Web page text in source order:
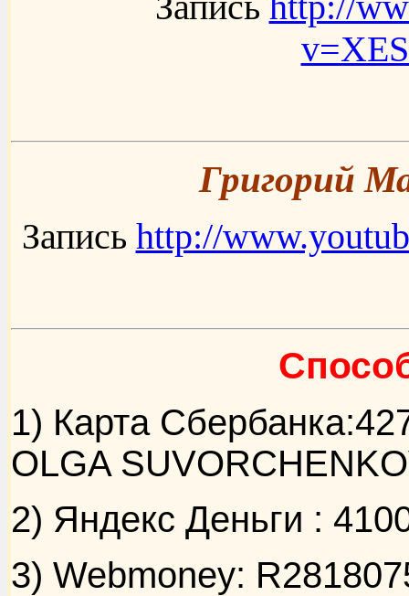
Григорий
Запись http://
1) Карта
OLGA
2) Яндекс Деньги :
3) Webmoney: